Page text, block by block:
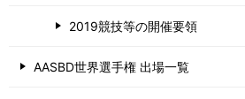
2019競技等の開催要領
AASBD世界選手権 出場一覧